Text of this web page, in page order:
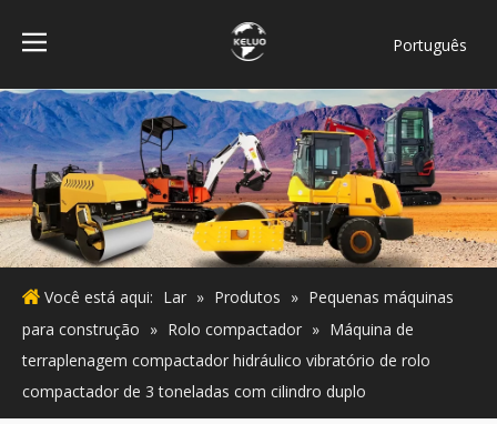
Português
Bahasa
indonesia
Türk dili
ไทย
Italiano
Deutsch
Español
Pусский
Français
Você está aqui: Lar » Produtos » Pequenas máquinas
para construção » Rolo compactador » Máquina de
terraplenagem compactador hidráulico vibratório de rolo
compactador de 3 toneladas com cilindro duplo